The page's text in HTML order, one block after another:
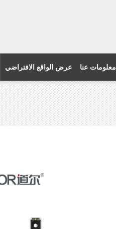
عرض الواقع الافتراضي معلومات عنا